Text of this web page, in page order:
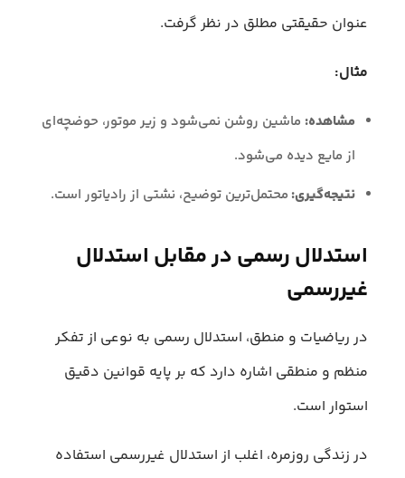
عنوان حقیقتی مطلق در نظر گرفت.
مثال:
مشاهده: ماشین روشن نمی‌شود و زیر موتور، حوضچه‌ای
از مایع دیده می‌شود.
نتیجه‌گیری: محتمل‌ترین توضیح، نشتی از رادیاتور است.
استدلال رسمی در مقابل استدلال
غیررسمی
در ریاضیات و منطق، استدلال رسمی به نوعی از تفکر
منظم و منطقی اشاره دارد که بر پایه قوانین دقیق
استوار است.
در زندگی روزمره، اغلب از استدلال غیررسمی استفاده